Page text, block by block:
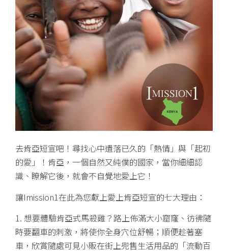
去肯亞短宣吧！尋找心中遺落已久的「熱情」與「起初
的愛」！肯亞，一個自然又純僕的國家，當你細細認
識、瞭解它後，就會不自覺地愛上它！
讓Imission1在此為您獻上愛上肯亞短宣的七大理由：
1. 想要體驗肯亞式馬殺雞？路上佈滿大小窟窿、彷彿隨
時要翻車的刺激，將使你全身穴位舒暢；順便趁著塞
車，欣賞隨處可見小販在街上兜售生活用品的「流動百